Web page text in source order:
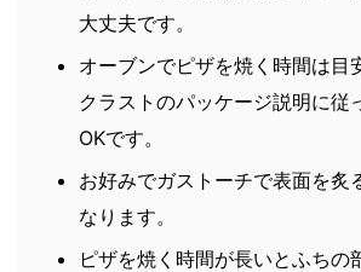
大丈夫です。
オーブンでピザを焼く時間は目
クラストのパッケージ説明に従
OKです。
お好みでガストーチで表面を炙
なります。
ピザを焼く時間が長いとふちの